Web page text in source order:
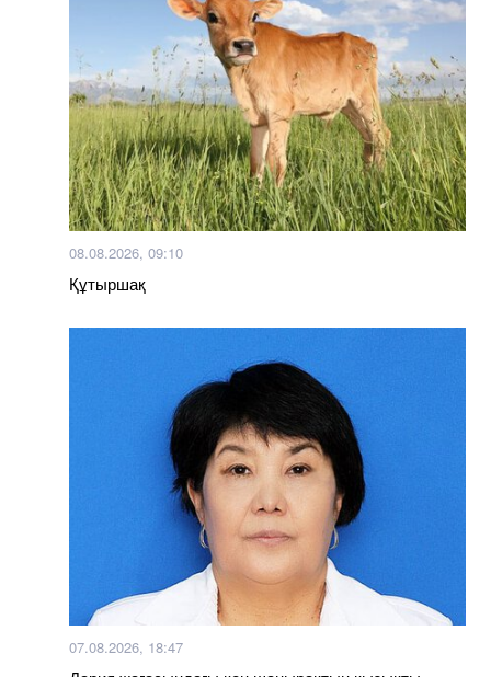
08.08.2026, 09:10
Құтыршақ
07.08.2026, 18:47